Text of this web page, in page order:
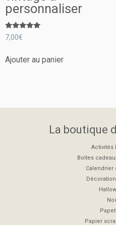
personnaliser
Note
5.00
7,00€
Ajouter au panier
La boutique
Activités
Boîtes
Calendrier
Papier